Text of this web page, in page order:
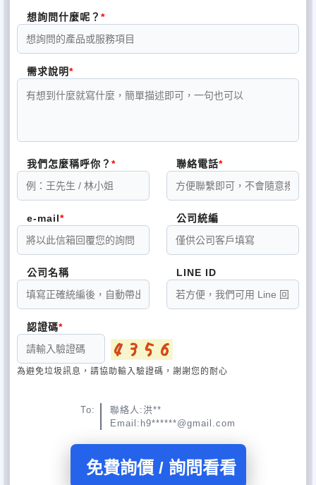
想詢問什麼呢？
需求說明
我們怎麼稱呼你？ 聯絡電話
e-mail 公司統編
公司名稱 LINE ID
認證碼
為避免垃圾訊息，請協助輸入驗證碼，謝謝您的耐心
To:
聯絡人:洪**
Email:h9******@gmail.com
免費詢價 / 詢問看看